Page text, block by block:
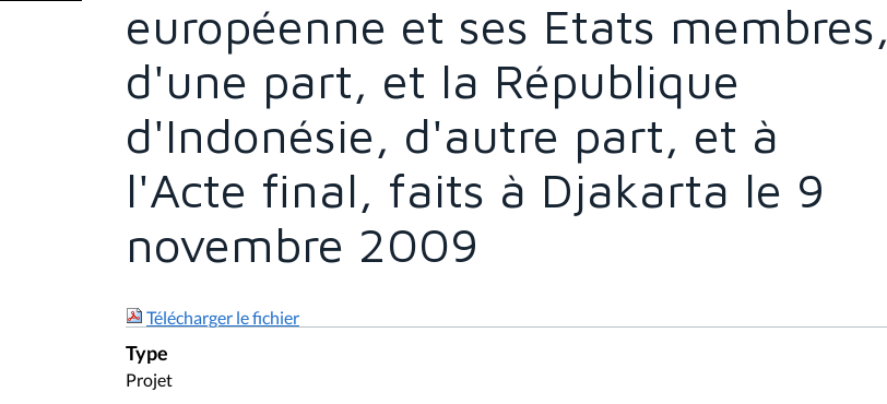
européenne et ses Etats membres,
d'une part, et la République
d'Indonésie, d'autre part, et à
l'Acte final, faits à Djakarta le 9
novembre 2009
Télécharger le fichier
Type
Projet